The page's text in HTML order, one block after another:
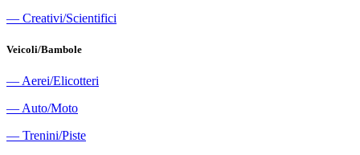
― Creativi/Scientifici
Veicoli/Bambole
― Aerei/Elicotteri
― Auto/Moto
― Trenini/Piste